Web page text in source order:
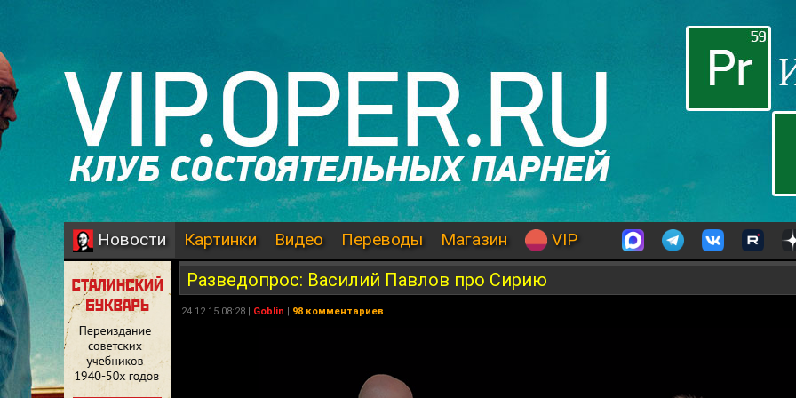
Новости Картинки Видео Переводы Магазин VIP
Разведопрос: Василий Павлов про Сирию
24.12.15 08:28 | Goblin | 98 комментариев